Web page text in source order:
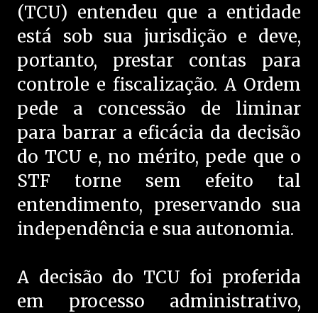
(TCU) entendeu que a entidade
está sob sua jurisdição e deve,
portanto, prestar contas para
controle e fiscalização. A Ordem
pede a concessão de liminar
para barrar a eficácia da decisão
do TCU e, no mérito, pede que o
STF torne sem efeito tal
entendimento, preservando sua
independência e sua autonomia.
A decisão do TCU foi proferida
em processo administrativo,